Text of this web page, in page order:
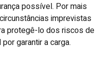
possível. Por mais
imprevistas
protegê-lo dos riscos de
garantir a carga.